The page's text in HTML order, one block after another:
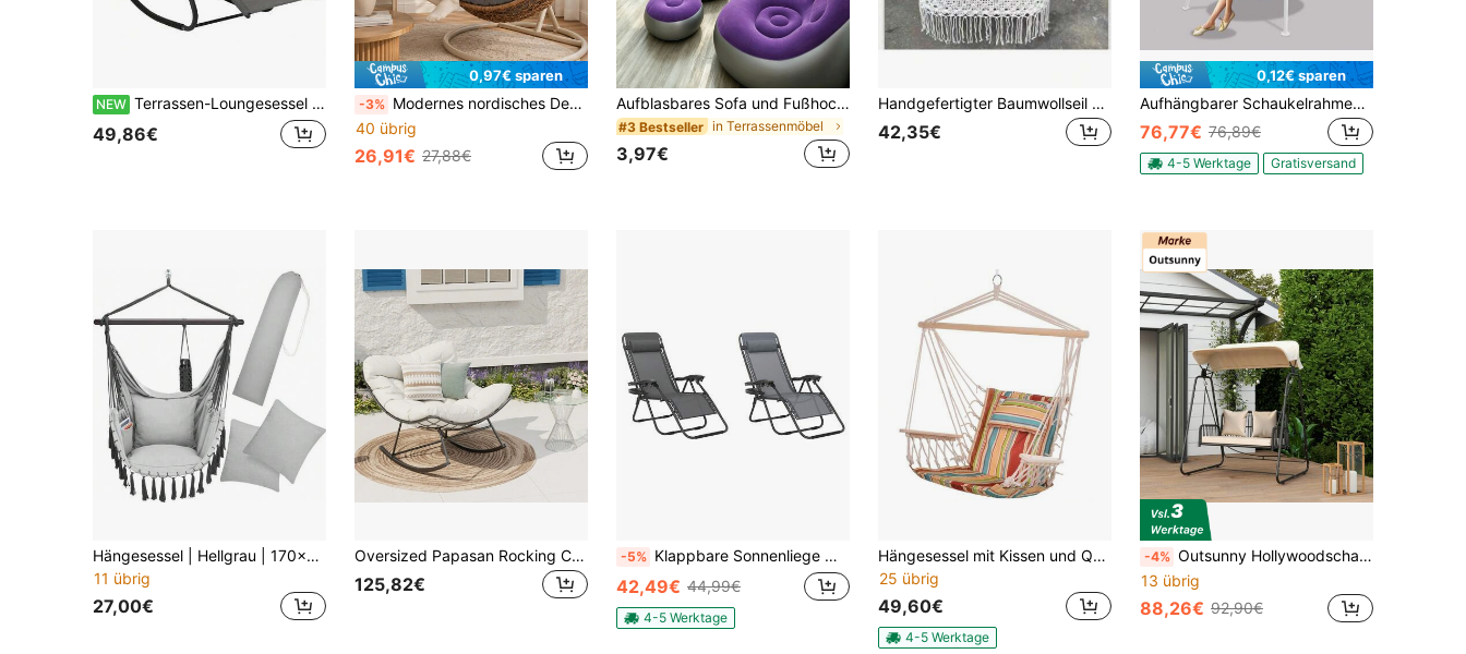
NEW Terrassen-Loungesessel und Schaukelstuhl
49,86€
0,97€ sparen
-3% Modernes nordisches Design Schaukelstuhl Kissen/Hängesessel Kissen/Schaukel Kissen - UV-beständig, bequemer Stoff, in mehreren Farben erhältlich, geeignet für verschiedene Szenen, maschinenwaschbares Polyester mit Reißverschluss, bequemes Outdoor-Kissen (Stuhl nicht enthalten), Gartenstuhl Kissen
40 übrig
26,91€ 27,88€
Aufblasbares Sofa und Fußhocker, faltbarer tragbarer Slouchy-Sessel mit Fußhocker, aufblasbarer Sofasessel geeignet für Wohnzimmer, Schlafzimmer, Outdoor, Balkon und Camping, bestes Geschenk für die Familie: das bequemste Sofa
#3 Bestseller in Terrassenmöbel
3,97€
Handgefertigter Baumwollseil Hängestuhl, Outdoor Terrassen Schaukel, Innen Makramee Hängematte mit Quasten
42,35€
0,12€ sparen
Aufhängbarer Schaukelrahmen Mit 3 Haken, Hängekorb Rack Schaukelrahmen, Robuster Innen-/Außenrahmen, Für Die Meisten Hängestühle Geeignet, 52.76 * 46.46 * 70.08in (weiß)
76,77€ 76,89€
4-5 Werktage Gratisversand
Hängesessel | Hellgrau | 170x100x150 Cm
11 übrig
27,00€
Oversized Papasan Rocking Chair with Sturdy Metal Frame, Outdoor Rattan Egg Rocker for Balcony, Backyard, Porch, or Bedroom, White
125,82€
-5% Klappbare Sonnenliege mit verstellbarer Rückenlehne, Gartenstuhl mit Kissen und Getränkehalter für Terrasse und Garten
42,49€ 44,99€
4-5 Werktage
Hängesessel mit Kissen und Querstange, leicht zu tragen, einfach zu verstauen, trägt bis zu 100 kg, mehrfarbig für Garten & Balkon On-Site
25 übrig
49,60€
4-5 Werktage
-4% Outsunny Hollywoodschaukel Rattan 2-Sitzer Gartenschaukel mit verstellbar Sonnendach Kissen Hängebank bis 240 kg belastbar Hängeschaukel Schaukelbank für Garten Balkon 149 x 121 x 180 cm Khaki
13 übrig
88,26€ 92,90€